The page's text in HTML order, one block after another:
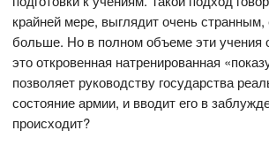
крайней мере, выглядит очень странным,
больше. Но в полном объеме эти учения
это откровенная натренированная
позволяет руководству государства
состояние армии, и вводит его в
происходит?